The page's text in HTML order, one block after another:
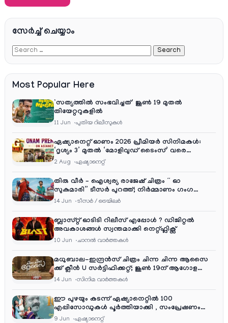
സേര്‍ച്ച്‌ ചെയ്യാം
Most Popular Here
‘സത്യത്തിൽ സംഭവിച്ചത്’ ജൂൺ 19 മുതൽ
തിയേറ്ററുകളിൽ
11 Jun പുതിയ റിലീസുകള്‍
ഏഷ്യാനെറ്റ് ഓണം 2026 പ്രീമിയർ സിനിമകൾ:
‘ദൃശ്യം 3’ മുതൽ ‘മോളിവുഡ് ടൈംസ്’ വരെ
ആഘോഷ വിരുന്ന്
2 Aug ഏഷ്യാനെറ്റ്‌
തിരു വീർ – ഐശ്വര്യ രാജേഷ് ചിത്രം ” ഓ
സുകുമാരി” ടീസർ പുറത്ത്; നിർമ്മാണം ഗംഗ
എന്റർടൈൻമെന്റ്‌സ്
14 Jun ടീസര്‍ / ട്രെയിലര്‍
ബ്ലാസ്റ്റ് ഓടിടി റിലീസ് എപ്പോൾ ? ഡിജിറ്റൽ
അവകാശങ്ങൾ സ്വന്തമാക്കി നെറ്റ്ഫ്ലിക്സ്
10 Jun ചാനല്‍ വാര്‍ത്തകള്‍
മധുബാല-ഇന്ദ്രൻസ് ചിത്രം ചിന്ന ചിന്ന ആസൈ
ക്ക് ക്ലീൻ U സർട്ടിഫിക്കറ്റ്; ജൂൺ 19ന് ആഗോള
റിലീസ്
14 Jun സിനിമ വാര്‍ത്തകള്‍
ഈ പുഴയും കടന്ന് ഏഷ്യാനെറ്റിൽ 100
എപ്പിസോഡുകൾ പൂർത്തിയാക്കി , സംപ്രേഷണം
തിങ്കൾ മുതൽ വെള്ളി വരെ രാത്രി 9:30 ന്
9 Jun ഏഷ്യാനെറ്റ്‌